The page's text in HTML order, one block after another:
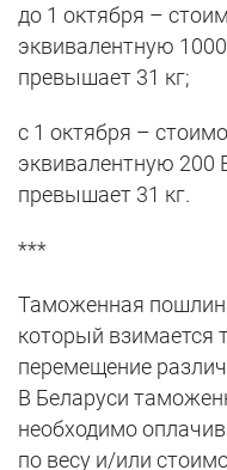
до 1 октября –
эквивалентную 1000
превышает 31 кг;
с 1 октября –
эквивалентную 200
превышает 31 кг.
***
Таможенная
который взимается
перемещение
В Беларуси
необходимо
по весу и/или